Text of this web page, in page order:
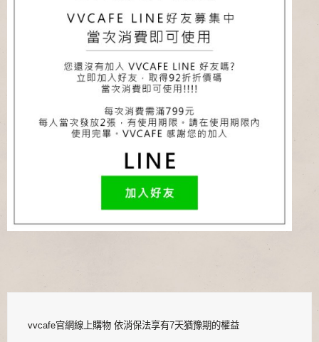
vvcafe官網線上購物 依消保法享有7天猶豫期的權益